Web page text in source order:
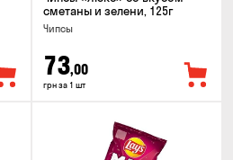
сметаны и зелени, 125г
Чипсы
73,00
грн за 1 шт